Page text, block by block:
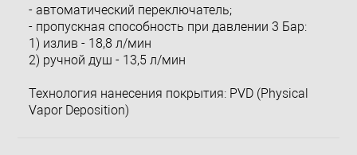
- автоматический переключатель;
- пропускная способность при давлении 3 Бар:
1) излив - 18,8 л/мин
2) ручной душ - 13,5 л/мин
Технология нанесения покрытия: PVD (Physical
Vapor Deposition)